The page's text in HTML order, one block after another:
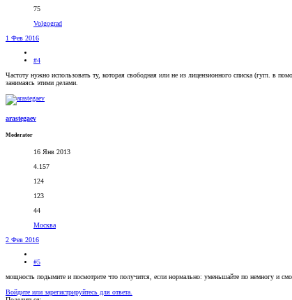
75
Volgograd
1 Фев 2016
#4
Частоту нужно использовать ту, которая свободная или не из лицензионного списка (гугл. в
занимаясь этими делами.
arastegaev
Moderator
16 Янв 2013
4.157
124
123
44
Москва
2 Фев 2016
#5
мощность подымите и посмотрите что получится, если нормально: уменьшайте по немногу и
Войдите или зарегистрируйтесь для ответа.